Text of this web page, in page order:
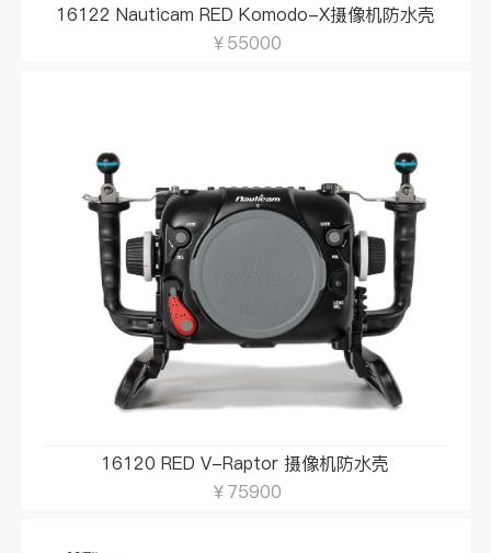
16122 Nauticam RED Komodo-X摄像机防水壳
￥55000
16120 RED V-Raptor 摄像机防水壳
￥75900